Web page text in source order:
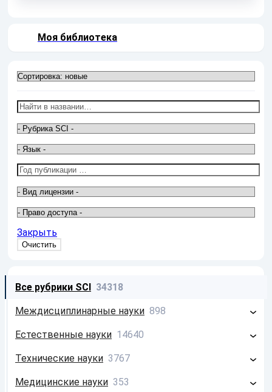
Моя библиотека
Закрыть
Все рубрики SCI 34318
Междисциплинарные науки 898
Философия
213
Естественные науки 14640
Математика 2586
Технические науки 3767
Строительство 797
Медицинские науки 353